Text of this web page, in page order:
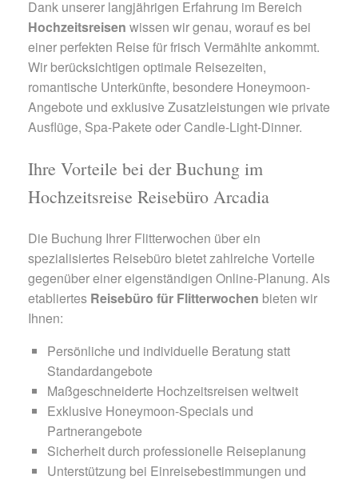
Dank unserer langjährigen Erfahrung im Bereich
Hochzeitsreisen wissen wir genau, worauf es bei
einer perfekten Reise für frisch Vermählte ankommt.
Wir berücksichtigen optimale Reisezeiten,
romantische Unterkünfte, besondere Honeymoon-
Angebote und exklusive Zusatzleistungen wie private
Ausflüge, Spa-Pakete oder Candle-Light-Dinner.
Ihre Vorteile bei der Buchung im
Hochzeitsreise Reisebüro Arcadia
Die Buchung Ihrer Flitterwochen über ein
spezialisiertes Reisebüro bietet zahlreiche Vorteile
gegenüber einer eigenständigen Online-Planung. Als
etabliertes Reisebüro für Flitterwochen bieten wir
Ihnen:
Persönliche und individuelle Beratung statt
Standardangebote
Maßgeschneiderte Hochzeitsreisen weltweit
Exklusive Honeymoon-Specials und
Partnerangebote
Sicherheit durch professionelle Reiseplanung
Unterstützung bei Einreisebestimmungen und